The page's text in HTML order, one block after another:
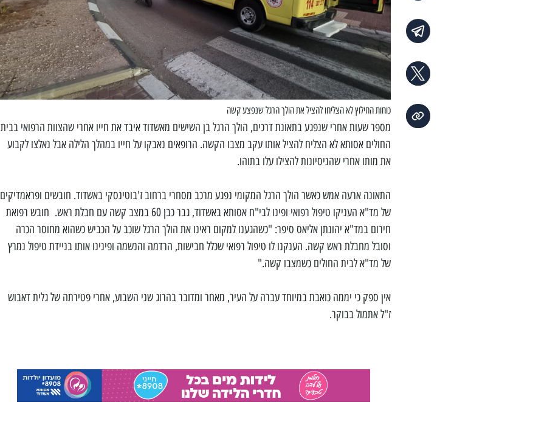
כוחות החילוץ לא הצליחו להציל את הולך הרגל שנפצע קשה
מספר שעות אחרי שנפגע בתאונת דרכים, הולך הרגל בן השישים מאשדוד איבד את חייו אחרי שהצוות הרפואי בבית
החולים אסותא לא הצליח להציל אותו עקב מצבו הקשה. הרופאים נאבקו על חייו במהלך הלילה אבל נאלצו לקבוע
את מותו אחרי שהניסיונות להצילו עלו בתוהו.
התאונה ארעה אמש כאשר הולך הרגל המקומי נפגע מרכב מסחרי ברחוב ז'בוטינסקי באשדוד. חובשים ופראמדיקים
של מד"א העניקו טיפול רפואי ופינו לבי"ח אסותא באשדוד, גבר כבן 60 במצב קשה עם חבלת ראש. חובש רפואת
חירום במד"א יהונתן אליאס סיפר: "כשהגענו למקום ראינו את הולך הרגל שוכב על הכביש כשהוא מחוסר הכרה
וסובל מחבלת ראש קשה. הענקנו לו טיפול רפואי שכלל חבישות, הרדמה והנשמה ופינינו אותו בניידת טיפול נמרץ
של מד"א לבית החולים כשמצבו קשה."
אין ספק כי יממה כואבת במיוחד עברה על העיר, מאחר ומדובר בהרוג שני השבוע, אחרי פטירתה של גלית דאבוש
ז"ל אתמול בבוקר.